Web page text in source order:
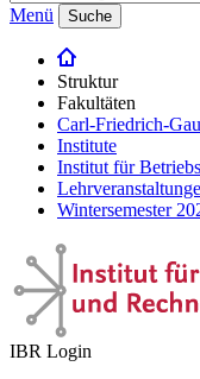
Menü Suche
Struktur
Fakultäten
Carl-Friedrich-
Institute
Institut für
Wintersemester
IBR Login